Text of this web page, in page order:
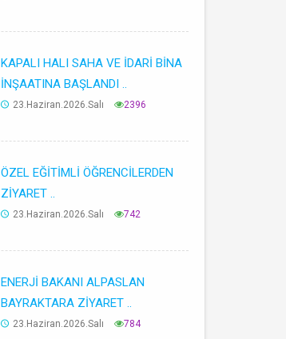
KAPALI HALI SAHA VE İDARİ BİNA
İNŞAATINA BAŞLANDI ..
23.Haziran.2026.Salı 2396
ÖZEL EĞİTİMLİ ÖĞRENCİLERDEN
ZİYARET ..
23.Haziran.2026.Salı 742
ENERJİ BAKANI ALPASLAN
BAYRAKTARA ZİYARET ..
23.Haziran.2026.Salı 784